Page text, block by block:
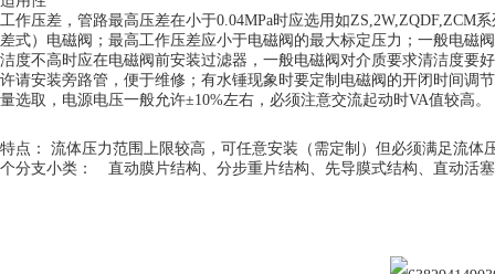
工作压差，管路最高压差在小于0.04MPa时应选用如ZS,2W,ZQDF,ZCM
差式）电磁阀；最高工作压差应小于电磁阀的最大标定压力；一般电
洁度不高时应在电磁阀前安装过滤器，一般电磁阀对介质要求清洁度
许请安装旁路管，便于维修；有水锤现象时要定制电磁阀的开闭时间
量选取，电源电压一般允许±10%左右，必须注意交流起动时VA值较高。
特点： 流体压力范围上限较高，可任意安装（需定制）但必须满足流
个分支小类： 直动膜片结构、分步重片结构、先导膜式结构、直动活